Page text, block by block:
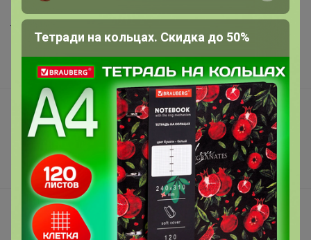
Шоурумы
Торговые марки
В наличии
Подарочные сертификаты
Реклама на сайте
Поставщикам
Вакансии
support@24-ok.ru
Написать в поддержку
Тетради на кольцах. Скидка до 50%